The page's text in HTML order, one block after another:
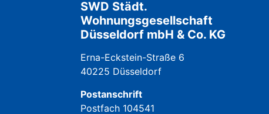
SWD Städt.
Wohnungsgesellschaft
Düsseldorf mbH & Co. KG
Erna-Eckstein-Straße 6
40225 Düsseldorf
Postanschrift
Postfach 104541